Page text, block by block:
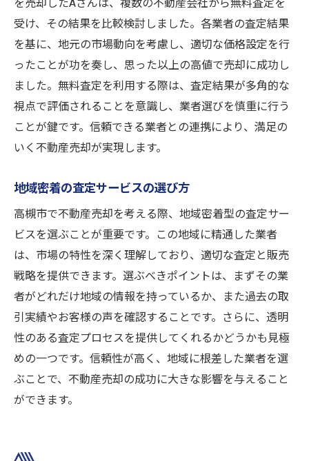
を売却したAさんは、複数の不動産会社から無料査定を
受け、その結果を比較検討しました。各業者の査定結果
を基に、地元の市場動向を考慮し、適切な価格設定を行
ったことが功を奏し、思った以上の高値で売却に成功し
ました。無料査定を利用する際は、査定結果が多角的な
視点で評価されることを意識し、業者選びを慎重に行う
ことが鍵です。信頼できる業者との連携により、満足の
いく不動産売却が実現します。
地域密着の査定サービスの選び方
高槻市で不動産売却を考える際、地域密着型の査定サー
ビスを選ぶことが重要です。この地域に精通した業者
は、市場の特性を深く理解しており、適切な査定と販売
戦略を提供できます。選ぶべきポイントは、まずその業
者がどれだけ地域の情報を持っているか、また過去の取
引実績やお客様の声を確認することです。さらに、透明
性のある査定プロセスを提供してくれるかどうかも見極
めの一つです。信頼性が高く、地域に根差した業者を選
ぶことで、不動産売却の成功に大きな影響を与えること
ができます。